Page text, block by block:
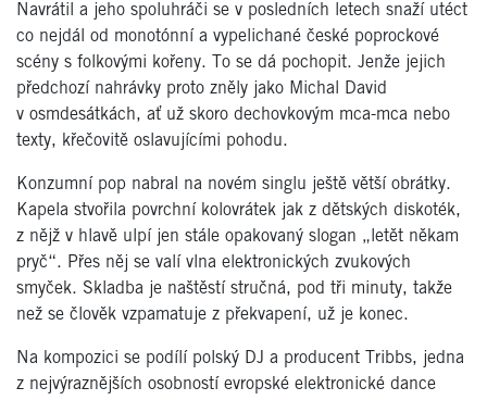
Navrátil a jeho spoluhráči se v posledních letech snaží utéct
co nejdál od monotónní a vypelichané české poprockové
scény s folkovými kořeny. To se dá pochopit. Jenže jejich
předchozí nahrávky proto zněly jako Michal David
v osmdesátkách, ať už skoro dechovkovým mca-mca nebo
texty, křečovitě oslavujícími pohodu.
Konzumní pop nabral na novém singlu ještě větší obrátky.
Kapela stvořila povrchní kolovrátek jak z dětských diskoték,
z nějž v hlavě ulpí jen stále opakovaný slogan „letět někam
pryč“. Přes něj se valí vlna elektronických zvukových
smyček. Skladba je naštěstí stručná, pod tři minuty, takže
než se člověk vzpamatuje z překvapení, už je konec.
Na kompozici se podílí polský DJ a producent Tribbs, jedna
z nejvýraznějších osobností evropské elektronické dance